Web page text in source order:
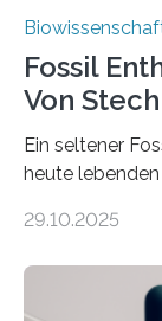
Fossil
Von
Ein seltener
heute
Forschende
Region Kachin
29.10.2025